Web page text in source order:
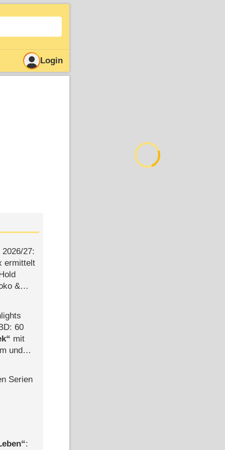
Login
​27:
ermittelt
&
60
mit
und
Serien
: